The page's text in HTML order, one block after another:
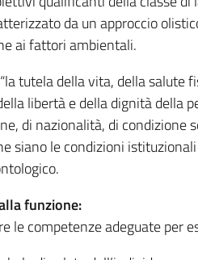
da un approccio
ai fattori ambientali.
tutela della vita, della salute
libertà e della dignità della
di nazionalità, di condizione
siano le condizioni
funzione:
le competenze adeguate per